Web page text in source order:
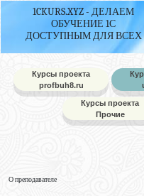
1CKURS.XYZ - ДЕЛАЕМ
ОБУЧЕНИЕ 1С
ДОСТУПНЫМ ДЛЯ ВСЕХ
Курсы проекта
profbuh8.ru
Курсы проекта
Прочие
О преподавателе